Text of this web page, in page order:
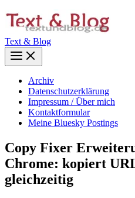
Text & Blog
Main
Menu
Archiv
Datenschutzerklärung
Impressum / Über mich
Kontaktformular
Meine Bluesky Postings
Copy Fixer
Chrome: kopiert
gleichzeitig